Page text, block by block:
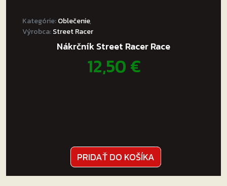
Kategórie:Oblečenie,
Výrobca:Street Racer
Nákrčník Street Racer Race
12,50€
PRIDAŤ DO KOŠÍKA